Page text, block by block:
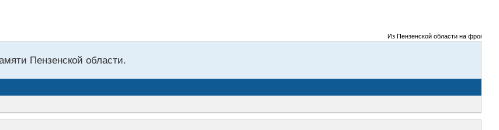
Из Пензенской области на фронты
Пензенской области.